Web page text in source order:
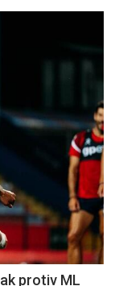
protiv ML